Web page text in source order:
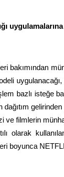
bakımından
bazlı isteğe
dağıtım
ve filmlerin
olarak
boyunca